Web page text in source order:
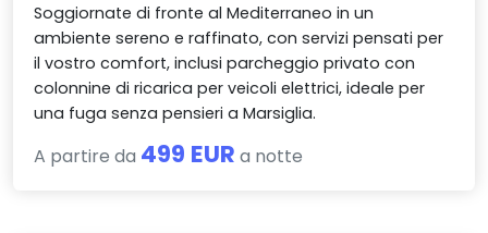
Soggiornate di fronte al Mediterraneo in un
ambiente sereno e raffinato, con servizi pensati per
il vostro comfort, inclusi parcheggio privato con
colonnine di ricarica per veicoli elettrici, ideale per
una fuga senza pensieri a Marsiglia.
A partire da 499 EUR a notte